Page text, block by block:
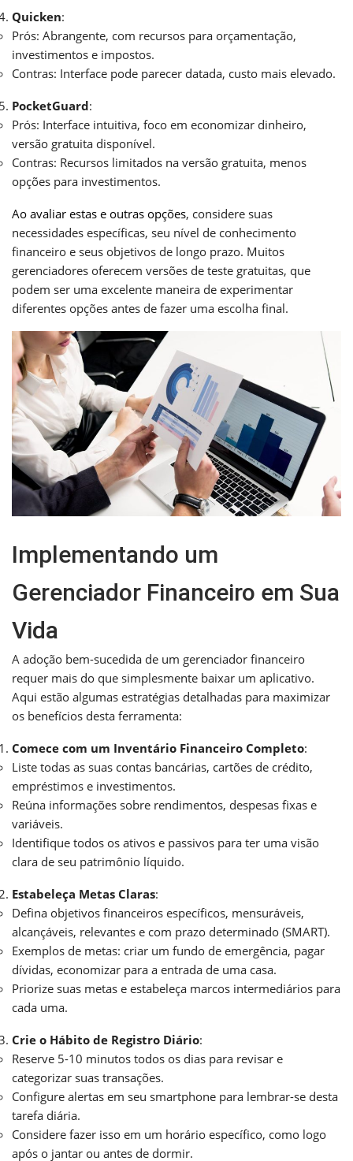
Quicken:
Prós: Abrangente, com recursos para orçamentação,
investimentos e impostos.
Contras: Interface pode parecer datada, custo mais elevado.
PocketGuard:
Prós: Interface intuitiva, foco em economizar dinheiro,
versão gratuita disponível.
Contras: Recursos limitados na versão gratuita, menos
opções para investimentos.
Ao avaliar estas e outras opções, considere suas
necessidades específicas, seu nível de conhecimento
financeiro e seus objetivos de longo prazo. Muitos
gerenciadores oferecem versões de teste gratuitas, que
podem ser uma excelente maneira de experimentar
diferentes opções antes de fazer uma escolha final.
Implementando um
Gerenciador Financeiro em Sua
Vida
A adoção bem-sucedida de um gerenciador financeiro
requer mais do que simplesmente baixar um aplicativo.
Aqui estão algumas estratégias detalhadas para maximizar
os benefícios desta ferramenta:
Comece com um Inventário Financeiro Completo:
Liste todas as suas contas bancárias, cartões de crédito,
empréstimos e investimentos.
Reúna informações sobre rendimentos, despesas fixas e
variáveis.
Identifique todos os ativos e passivos para ter uma visão
clara de seu patrimônio líquido.
Estabeleça Metas Claras:
Defina objetivos financeiros específicos, mensuráveis,
alcançáveis, relevantes e com prazo determinado (SMART).
Exemplos de metas: criar um fundo de emergência, pagar
dívidas, economizar para a entrada de uma casa.
Priorize suas metas e estabeleça marcos intermediários para
cada uma.
Crie o Hábito de Registro Diário:
Reserve 5-10 minutos todos os dias para revisar e
categorizar suas transações.
Configure alertas em seu smartphone para lembrar-se desta
tarefa diária.
Considere fazer isso em um horário específico, como logo
após o jantar ou antes de dormir.